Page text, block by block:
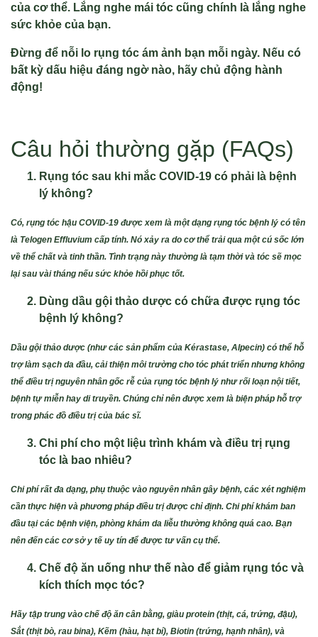
của cơ thể. Lắng nghe mái tóc cũng chính là lắng nghe
sức khỏe của bạn.
Đừng để nỗi lo rụng tóc ám ảnh bạn mỗi ngày. Nếu có
bất kỳ dấu hiệu đáng ngờ nào, hãy chủ động hành
động!
Câu hỏi thường gặp (FAQs)
Rụng tóc sau khi mắc COVID-19 có phải là bệnh
lý không?
Có, rụng tóc hậu COVID-19 được xem là một dạng rụng tóc bệnh lý có tên
là Telogen Effluvium cấp tính. Nó xảy ra do cơ thể trải qua một cú sốc lớn
về thể chất và tinh thần. Tình trạng này thường là tạm thời và tóc sẽ mọc
lại sau vài tháng nếu sức khỏe hồi phục tốt.
Dùng dầu gội thảo dược có chữa được rụng tóc
bệnh lý không?
Dầu gội thảo dược (như các sản phẩm của Kérastase, Alpecin) có thể hỗ
trợ làm sạch da đầu, cải thiện môi trường cho tóc phát triển nhưng không
thể điều trị nguyên nhân gốc rễ của rụng tóc bệnh lý như rối loạn nội tiết,
bệnh tự miễn hay di truyền. Chúng chỉ nên được xem là biện pháp hỗ trợ
trong phác đồ điều trị của bác sĩ.
Chi phí cho một liệu trình khám và điều trị rụng
tóc là bao nhiêu?
Chi phí rất đa dạng, phụ thuộc vào nguyên nhân gây bệnh, các xét nghiệm
cần thực hiện và phương pháp điều trị được chỉ định. Chi phí khám ban
đầu tại các bệnh viện, phòng khám da liễu thường không quá cao. Bạn
nên đến các cơ sở y tế uy tín để được tư vấn cụ thể.
Chế độ ăn uống như thế nào để giảm rụng tóc và
kích thích mọc tóc?
Hãy tập trung vào chế độ ăn cân bằng, giàu protein (thịt, cá, trứng, đậu),
Sắt (thịt bò, rau bina), Kẽm (hàu, hạt bí), Biotin (trứng, hạnh nhân), và